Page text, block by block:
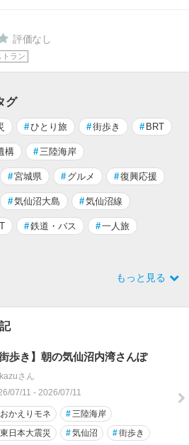
評価なし
トラン
グ
#ひとり旅 #街歩き # BRT
構 #三陸海岸
#宮城県 # グルメ #復興応援
#気仙沼大島 #気仙沼線
#鉄道・バス #一人旅
もっと見る
街歩き】朝の気仙沼内湾さんぽ
さん
07/11 - 2026/07/11
おかえりモネ #三陸海岸
東日本大震災 #気仙沼 #街歩き